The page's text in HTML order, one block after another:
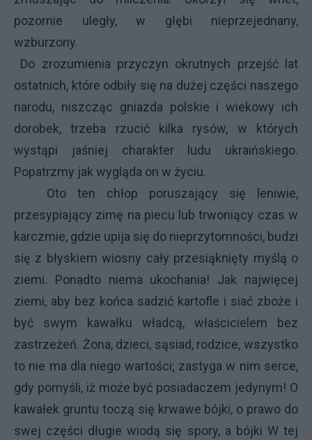
pozornie uległy, w głębi nieprzejednany,
wzburzony.
Do zrozumienia przyczyn okrutnych przejść lat
ostatnich, które odbiły się na dużej części naszego
narodu, niszcząc gniazda polskie i wiekowy ich
dorobek, trzeba rzucić kilka rysów, w których
wystąpi jaśniej charakter ludu ukraińskiego.
Popatrzmy jak wygląda on w życiu.
Oto ten chłop poruszający się leniwie,
przesypiający zimę na piecu lub trwoniący czas w
karczmie, gdzie upija się do nieprzytomności, budzi
się z błyskiem wiosny cały przesiąknięty myślą o
ziemi. Ponadto niema ukochania! Jak najwięcej
ziemi, aby bez końca sadzić kartofle i siać zboże i
być swym kawałku władcą, właścicielem bez
zastrzeżeń. Żona, dzieci, sąsiad, rodzice, wszystko
to nie ma dla niego wartości; zastyga w nim serce,
gdy pomyśli, iż może być posiadaczem jedynym! O
kawałek gruntu toczą się krwawe bójki, o prawo do
swej części długie wiodą się spory, a bójki W tej